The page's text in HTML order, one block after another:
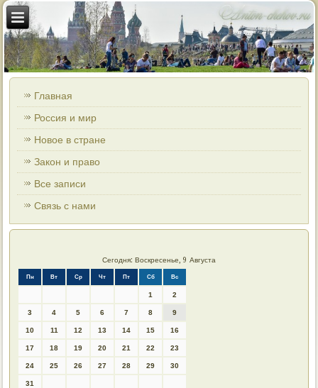
Главная
Россия и мир
Новое в стране
Закон и право
Все записи
Связь с нами
Сегодня: Воскресенье, 9 Августа
Пн Вт Ср Чт Пт Сб Вс
1 2
3 4 5 6 7 8 9
10 11 12 13 14 15 16
17 18 19 20 21 22 23
24 25 26 27 28 29 30
31